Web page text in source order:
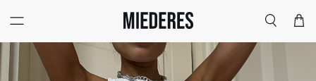
Меню Поиск